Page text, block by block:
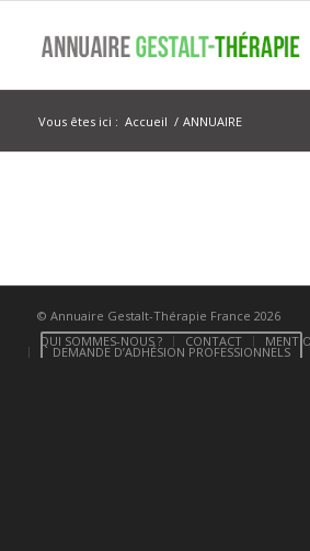
Vous êtes ici : Accueil / ANNUAIRE
© Annuaire Gestalt-Thérapie France 2026
QUI SOMMES-NOUS ?
CONTACT
DEMANDE D’ADHÉSION PROFESSIONNELS